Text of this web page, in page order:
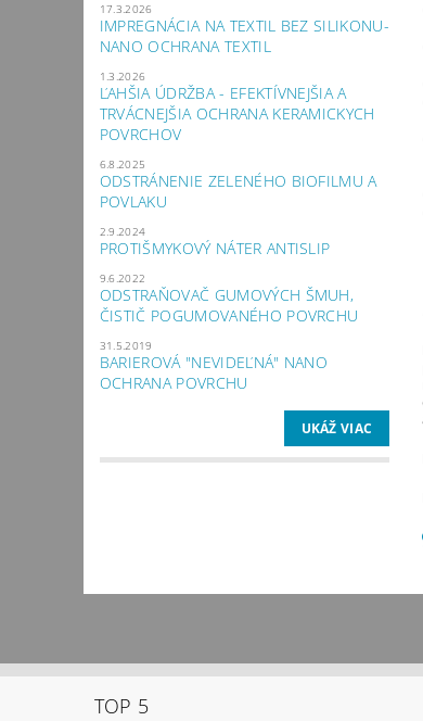
17.3.2026
IMPREGNÁCIA NA TEXTIL BEZ SILIKONU-
NANO OCHRANA TEXTIL
1.3.2026
ĽAHŠIA ÚDRŽBA - EFEKTÍVNEJŠIA A
TRVÁCNEJŠIA OCHRANA KERAMICKYCH
POVRCHOV
6.8.2025
ODSTRÁNENIE ZELENÉHO BIOFILMU A
POVLAKU
2.9.2024
PROTIŠMYKOVÝ NÁTER ANTISLIP
9.6.2022
ODSTRAŇOVAČ GUMOVÝCH ŠMUH,
ČISTIČ POGUMOVANÉHO POVRCHU
31.5.2019
BARIEROVÁ "NEVIDEĽNÁ" NANO
OCHRANA POVRCHU
UKÁŽ VIAC
TOP 5